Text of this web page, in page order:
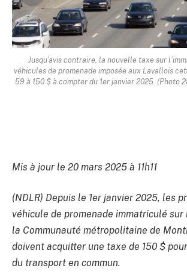
Jusqu’avis contraire, la nouvelle taxe sur
véhicules de promenade imposée aux Lavallois
59 à 150 $ à compter du 1er janvier 2025. (Photo
Mis à jour le 20 mars 2025 à 11h11
(NDLR) Depuis le 1er janvier 2025, les
véhicule de promenade immatriculé
la Communauté métropolitaine de
doivent acquitter une taxe de 150 $
du transport en commun.